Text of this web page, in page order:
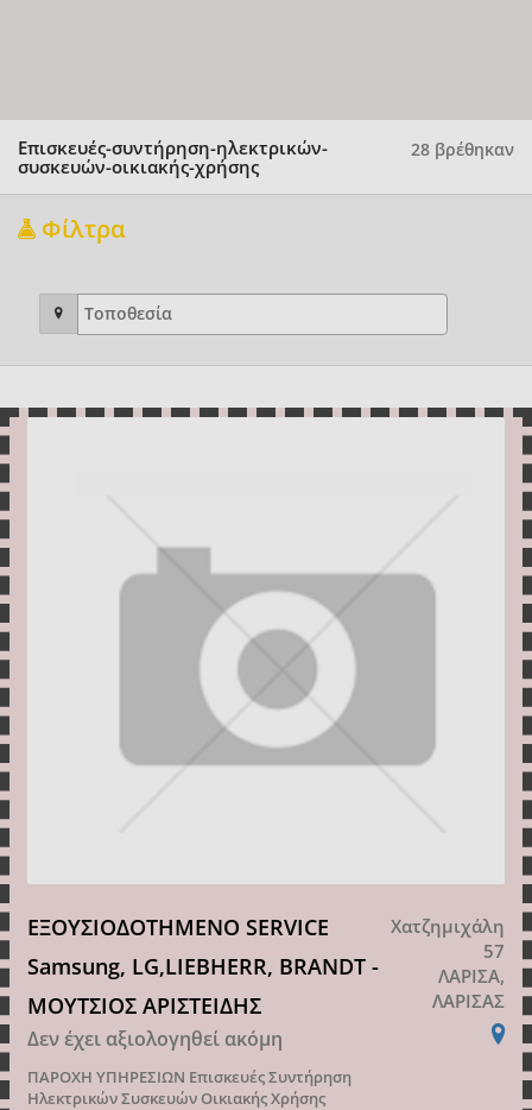
Επισκευές-συντήρηση-ηλεκτρικών-
συσκευών-οικιακής-χρήσης
28 βρέθηκαν
Φίλτρα
ΕΞΟΥΣΙΟΔΟΤΗΜΕΝΟ SERVICE
Samsung, LG,LIEBHERR, BRANDT -
ΜΟΥΤΣΙΟΣ ΑΡΙΣΤΕΙΔΗΣ
Δεν έχει αξιολογηθεί ακόμη
ΠΑΡΟΧΗ ΥΠΗΡΕΣΙΩΝ Επισκευές Συντήρηση
Ηλεκτρικών Συσκευών Οικιακής Χρήσης
Χατζημιχάλη
57
ΛΑΡΙΣΑ,
ΛΑΡΙΣΑΣ